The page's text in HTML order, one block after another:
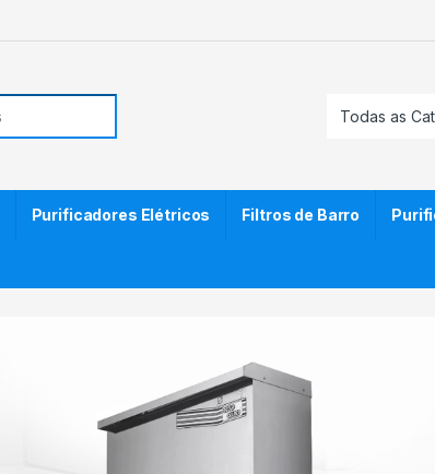
Purificadores Elétricos Filtros de Barro